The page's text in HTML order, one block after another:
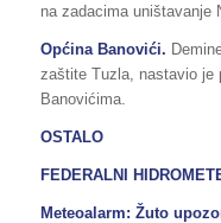
na zadacima uništavanje
Općina Banovići.
zaštite Tuzla, nastavio je
Banovićima.
OSTALO
FEDERALNI
Meteoalarm: Žuto